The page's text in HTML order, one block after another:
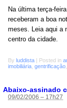
Na última terça-
receberam a boa
meses. Leia aqui a
centro da cidade.
By luddista | Posted in
imobiliária gentrificação
Abaixo-assinado
09/02/2006 – 17h27